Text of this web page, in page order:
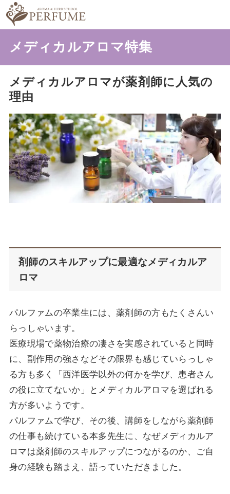
メディカルアロマ特集
メディカルアロマが薬剤師に人気の
理由
剤師のスキルアップに最適なメディカルア
ロマ
パルファムの卒業生には、薬剤師の方もたくさんい
らっしゃいます。
医療現場で薬物治療の凄さを実感されていると同時
に、副作用の強さなどその限界も感じていらっしゃ
る方も多く「西洋医学以外の何かを学び、患者さん
の役に立てないか」とメディカルアロマを選ばれる
方が多いようです。
パルファムで学び、その後、講師をしながら薬剤師
の仕事も続けている本多先生に、なぜメディカルア
ロマは薬剤師のスキルアップにつながるのか、ご自
身の経験も踏まえ、語っていただきました。